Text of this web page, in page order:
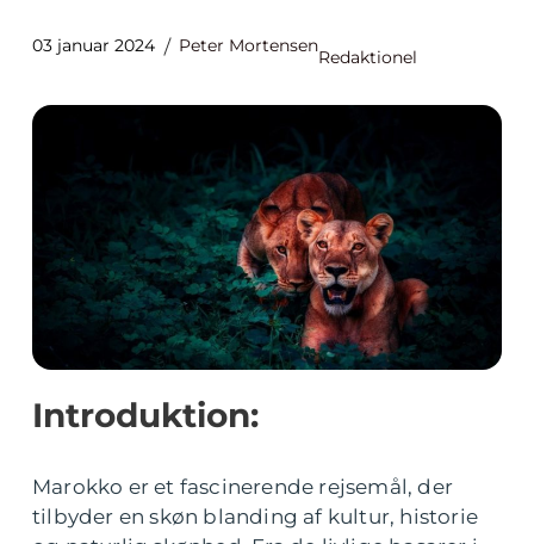
03 januar 2024 Peter Mortensen
Redaktionel
Introduktion:
Marokko er et fascinerende rejsemål, der
tilbyder en skøn blanding af kultur, historie